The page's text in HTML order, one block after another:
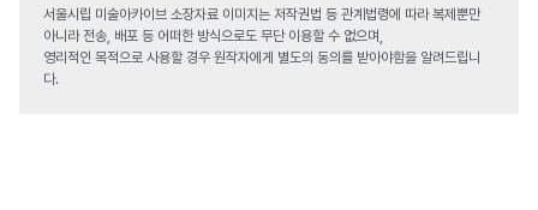
서울시립 미술아카이브 소장자료 이미지는 저작권법 등 관계법령에 따라 복제뿐만
아니라 전송, 배포 등 어떠한 방식으로도 무단 이용할 수 없으며,
영리적인 목적으로 사용할 경우 원작자에게 별도의 동의를 받아야함을 알려드립니
다.